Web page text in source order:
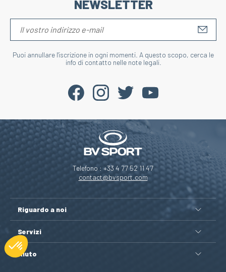
NEWSLETTER
Puoi annullare l'iscrizione in ogni momenti. A questo scopo, cerca le
info di contatto nelle note legali.
Telefono : +33 4 77 52 11 47
contact@bvsport.com
Riguardo a noi
Servizi
Aiuto